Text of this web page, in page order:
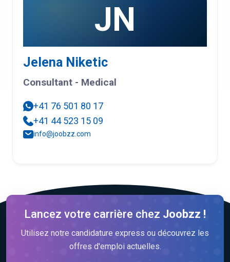
JN
Jelena Niketic
Consultant - Medical
+41 76 501 80 17
+41 44 523 15 09
info@joobzz.com
Lancez votre carrière chez Joobzz !
Utilisez notre candidature express ou découvrez les
offres d'emploi actuelles.